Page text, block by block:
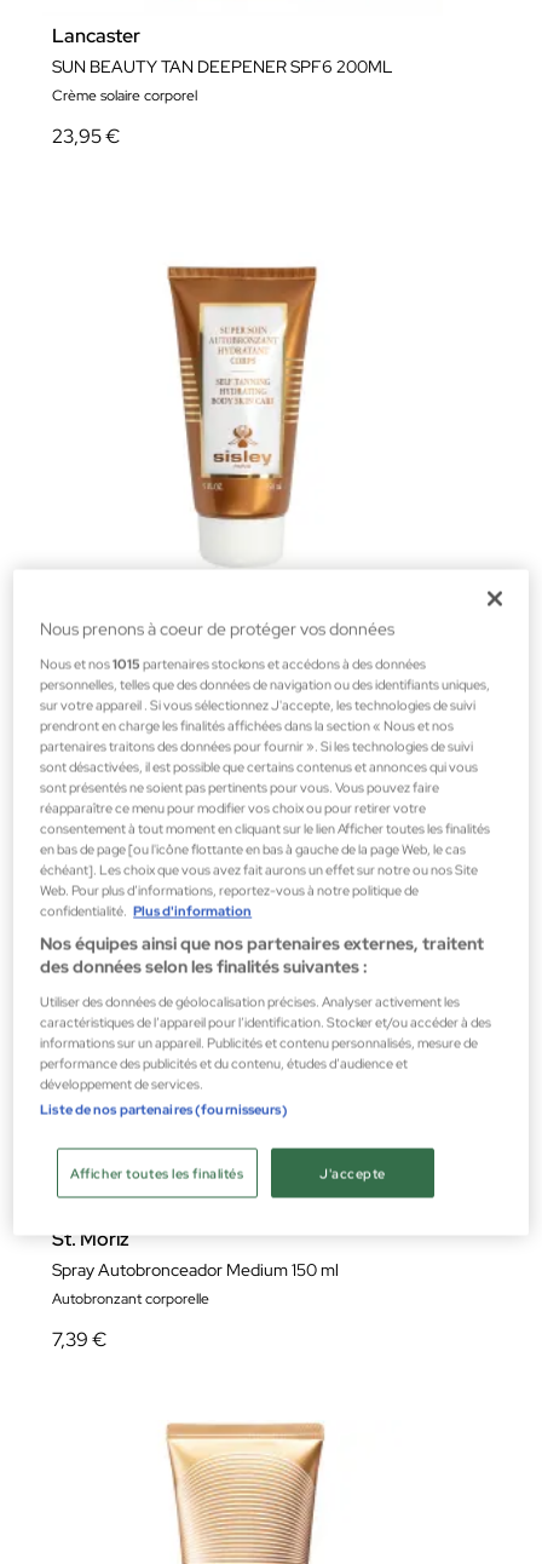
Lancaster
SUN BEAUTY TAN DEEPENER SPF6 200ML
Crème solaire corporel
23,95 €
Sisley
SUPER SOIN AUTOBRONZANT HYDRATANT CORPS 150ML
Autobronzant corporelle
89,25 €
St. Moriz
Spray Autobronceador Medium 150 ml
Autobronzant corporelle
7,39 €
Nous prenons à coeur de protéger vos données
Nous et nos1015 partenaires stockons et accédons à des données
personnelles, telles que des données de navigation ou des identifiants uniques,
sur votre appareil . Si vous sélectionnez J'accepte, les technologies de suivi
prendront en charge les finalités affichées dans la section « Nous et nos
partenaires traitons des données pour fournir ». Si les technologies de suivi
sont désactivées, il est possible que certains contenus et annonces qui vous
sont présentés ne soient pas pertinents pour vous. Vous pouvez faire
réapparaître ce menu pour modifier vos choix ou pour retirer votre
consentement à tout moment en cliquant sur le lien Afficher toutes les finalités
en bas de page [ou l'icône flottante en bas à gauche de la page Web, le cas
échéant]. Les choix que vous avez fait aurons un effet sur notre ou nos Site
Web. Pour plus d’informations, reportez-vous à notre politique de
confidentialité. Plus d'information
Nos équipes ainsi que nos partenaires externes, traitent
des données selon les finalités suivantes :
Utiliser des données de géolocalisation précises. Analyser activement les
caractéristiques de l’appareil pour l’identification. Stocker et/ou accéder à des
informations sur un appareil. Publicités et contenu personnalisés, mesure de
performance des publicités et du contenu, études d’audience et
développement de services.
Liste de nos partenaires (fournisseurs)
J'accepte
Afficher toutes les finalités